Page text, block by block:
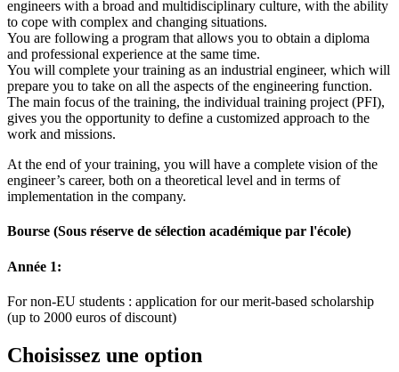
engineers with a broad and multidisciplinary culture, with the ability
to cope with complex and changing situations.
You are following a program that allows you to obtain a diploma
and professional experience at the same time.
You will complete your training as an industrial engineer, which will
prepare you to take on all the aspects of the engineering function.
The main focus of the training, the individual training project (PFI),
gives you the opportunity to define a customized approach to the
work and missions.
At the end of your training, you will have a complete vision of the
engineer’s career, both on a theoretical level and in terms of
implementation in the company.
Bourse (Sous réserve de sélection académique par l'école)
Année 1:
For non-EU students : application for our merit-based scholarship
(up to 2000 euros of discount)
Choisissez une option